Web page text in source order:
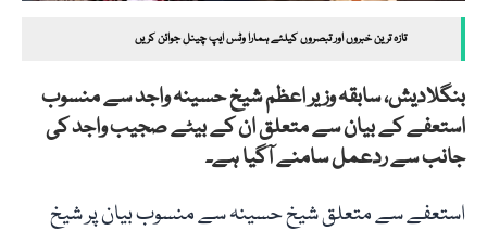
تازہ ترین خبروں اور تبصروں کیلئے ہمارا وٹس ایپ چینل جوائن کریں
بنگلادیش، سابقہ وزیر اعظم شیخ حسینہ واجد سے منسوب
استعفے کے بیان سے متعلق ان کے بیٹے صجیب واجد کی
جانب سے ردعمل سامنے آگیا ہے۔
استعفے سے متعلق شیخ حسینہ سے منسوب بیان پر شیخ